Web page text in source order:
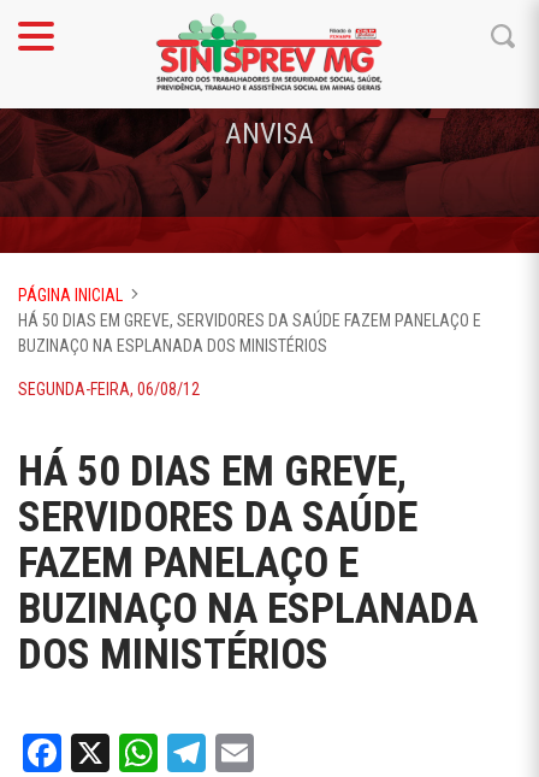
ANVISA
PÁGINA INICIAL
HÁ 50 DIAS EM GREVE, SERVIDORES DA SAÚDE FAZEM PANELAÇO E
BUZINAÇO NA ESPLANADA DOS MINISTÉRIOS
SEGUNDA-FEIRA, 06/08/12
HÁ 50 DIAS EM GREVE,
SERVIDORES DA SAÚDE
FAZEM PANELAÇO E
BUZINAÇO NA ESPLANADA
DOS MINISTÉRIOS
Facebook
X WhatsApp
Telegram